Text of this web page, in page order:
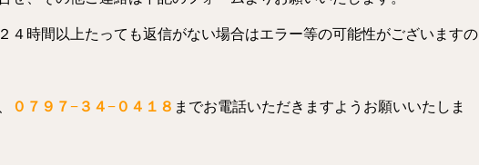
４時間以上たっても返信がない場合はエラー等の可能性がございますの
０７９７−３４−０４１８ までお電話いただきますようお願いいたしま